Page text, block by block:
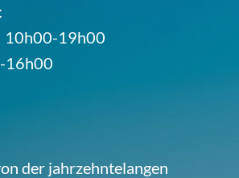
10h00-19h00
16h00
der jahrzehntelangen